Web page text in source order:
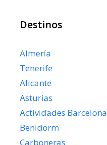
Destinos
Almería
Tenerife
Alicante
Asturias
Actividades Barcelona
Benidorm
Carboneras